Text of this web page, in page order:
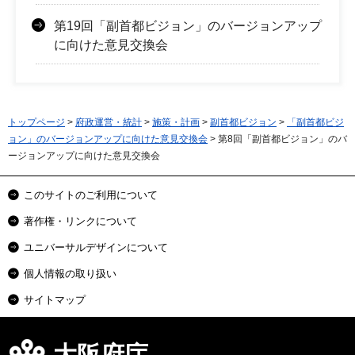
第19回「副首都ビジョン」のバージョンアップ
に向けた意見交換会
トップページ > 府政運営・統計 > 施策・計画 > 副首都ビジョン >
「副首都ビジ
ョン」のバージョンアップに向けた意見交換会 > 第8回「副首都ビジョン」のバ
ージョンアップに向けた意見交換会
このサイトのご利用について
著作権・リンクについて
ユニバーサルデザインについて
個人情報の取り扱い
サイトマップ